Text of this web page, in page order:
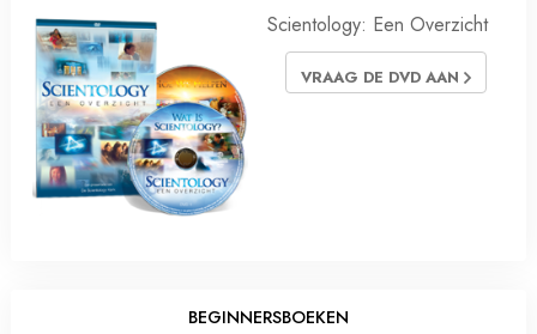
Scientology: Een Overzicht
VRAAG DE DVD AAN
BEGINNERSBOEKEN